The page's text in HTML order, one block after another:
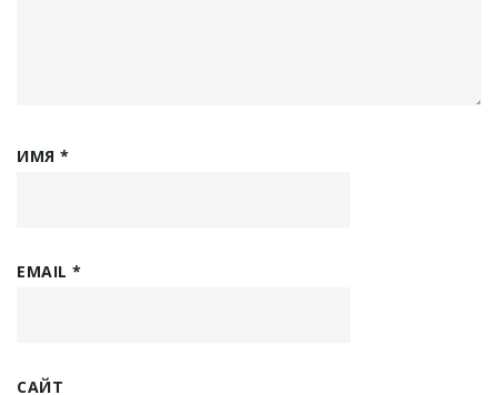
ИМЯ*
EMAIL*
САЙТ